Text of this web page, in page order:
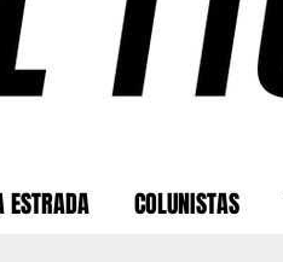
ESTRADA COLUNISTAS